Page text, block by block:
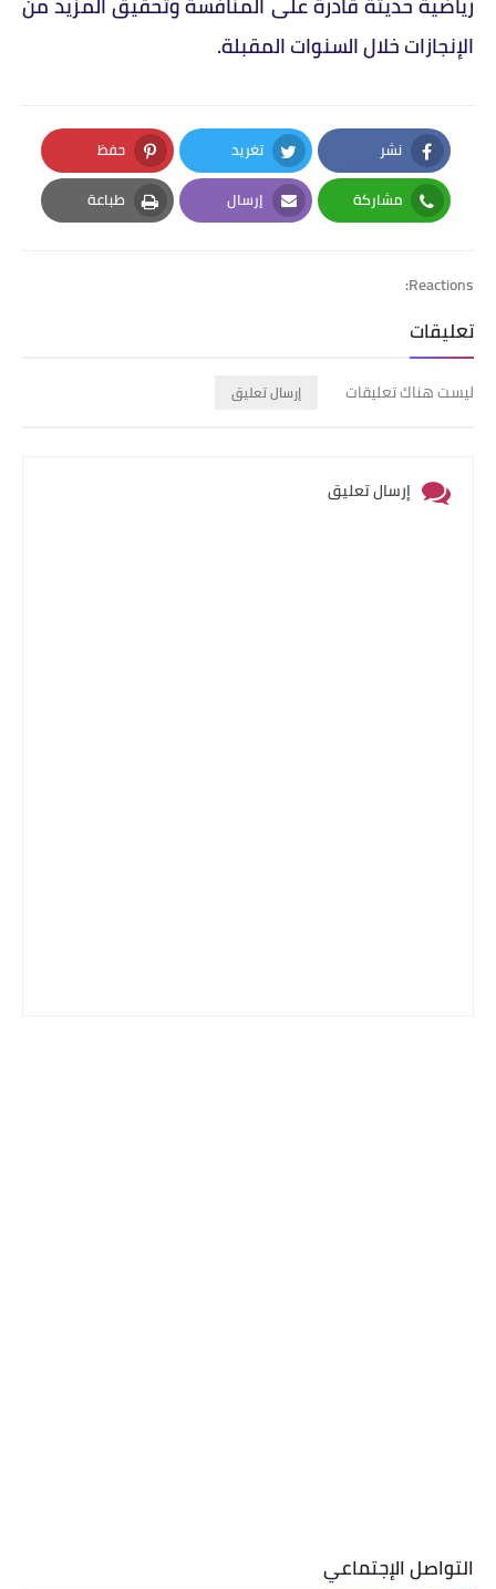
الإنجازات خلال السنوات المقبلة.
نشر
Facebook
تغريد
Twitter
حفظ
Pinterest
مشاركة
Whatsapp
إرسال
Email
طباعة
Print
Reactions:
تعليقات
ليست هناك تعليقات إرسال تعليق
إرسال تعليق
التواصل الإجتماعي